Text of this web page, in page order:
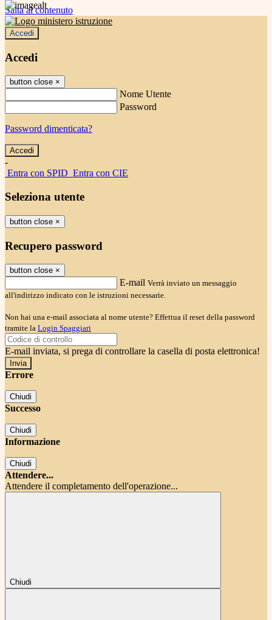
Salta al contenuto
Accedi
Accedi
button close ×
Nome Utente
Password
Password dimenticata?
-
Entra con SPID Entra con CIE
Seleziona utente
button close ×
Recupero password
button close ×
E-mail Verrà inviato un messaggio
all'indirizzo indicato con le istruzioni necessarie.
Non hai una e-mail associata al nome utente? Effettua il reset della password
tramite la Login Spaggiari
E-mail inviata, si prega di controllare la casella di posta elettronica!
Errore
Chiudi
Successo
Chiudi
Informazione
Chiudi
Attendere...
Attendere il completamento dell'operazione...
Chiudi